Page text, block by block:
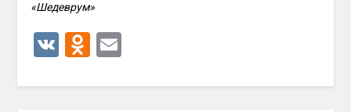
«Шедеврум»
VKOdnoklassniki
Email